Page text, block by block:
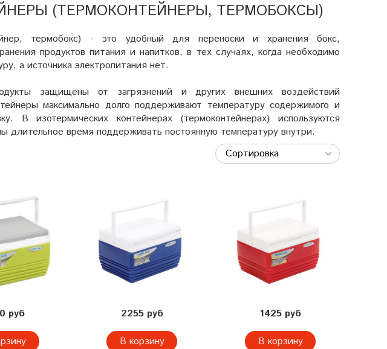
(ТЕРМОКОНТЕЙНЕРЫ, ТЕРМОБОКСЫ)
термобокс) - это удобный для переноски и хранения бокс,
продуктов питания и напитков, в тех случаях, когда необходимо
а источника электропитания нет.
защищены от загрязнений и других внешних воздействий
максимально долго поддерживают температуру содержимого и
В изотермических контейнерах (термоконтейнерах) используются
длительное время поддерживать постоянную температуру внутри.
руб
2255 руб
В корзину
1425 руб
В корзину